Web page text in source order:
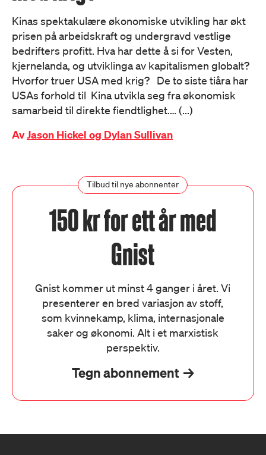
Kinas spektakulære økonomiske utvikling har økt
prisen på arbeidskraft og undergravd vestlige
bedrifters profitt. Hva har dette å si for Vesten,
kjernelanda, og utviklinga av kapitalismen globalt?
Hvorfor truer USA med krig? De to siste tiåra har
USAs forhold til Kina utvikla seg fra økonomisk
samarbeid til direkte fiendtlighet.… (...)
AvJason Hickel og Dylan Sullivan
Tilbud til nye abonnenter
150 kr for ett år med
Gnist
Gnist kommer ut minst 4 ganger i året. Vi
presenterer en bred variasjon av stoff,
som kvinnekamp, klima, internasjonale
saker og økonomi. Alt i et marxistisk
perspektiv.
Tegn abonnement